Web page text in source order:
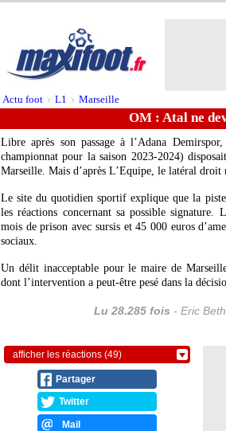
Actu foot > L1 > Marseille
OM : Atal ne
Libre après son passage à l’Adana Demirspor,
championnat pour la saison 2023-2024)
Marseille. Mais d’après L’Equipe, le latéral droit
Le site du quotidien sportif explique que la
les réactions concernant sa possible signature.
mois de prison avec sursis et 45 000 euros
sociaux.
Un délit inacceptable pour le maire de
dont l’intervention a peut-être pesé dans la
Lu 28.285 fois - Eric
afficher les réactions (49)
Partager
Twitter
Mail